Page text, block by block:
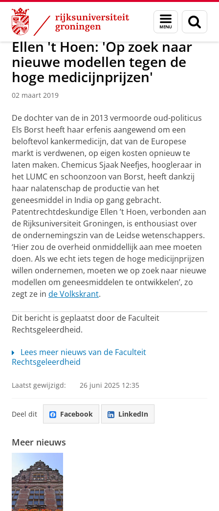
Skip
Content
Skip
Navigation
Menu
en
zoeken
Over ons News
Ellen 't Hoen: 'Op zoek naar
nieuwe modellen tegen de
hoge medicijnprijzen'
02 maart 2019
De dochter van de in 2013 vermoorde oud-politicus
Els Borst heeft haar erfenis aangewend om een
beloftevol kankermedicijn, dat van de Europese
markt is verdwenen, op eigen kosten opnieuw te
laten maken. Chemicus Sjaak Neefjes, hoogleraar in
het LUMC en schoonzoon van Borst, heeft dankzij
haar nalatenschap de productie van het
geneesmiddel in India op gang gebracht.
Patentrechtdeskundige Ellen ’t Hoen, verbonden aan
de Rijksuniversiteit Groningen, is enthousiast over
de ondernemingszin van de Leidse wetenschappers.
‘Hier zou de overheid onmiddellijk aan mee moeten
doen. Als we echt iets tegen de hoge medicijnprijzen
willen ondernemen, moeten we op zoek naar nieuwe
modellen om geneesmiddelen te ontwikkelen’, zo
zegt ze in de Volkskrant.
Dit bericht is geplaatst door de Faculteit
Rechtsgeleerdheid.
Lees meer nieuws van de Faculteit
Rechtsgeleerdheid
Laatst gewijzigd: 26 juni 2025 12:35
Deel dit Facebook LinkedIn
Meer nieuws